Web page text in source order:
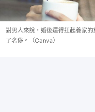
對男人來說，婚後還得扛起養家
了奢侈。（Canva）